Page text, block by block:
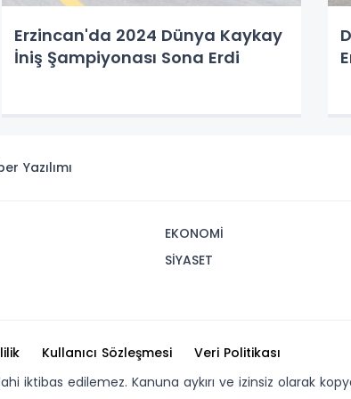
Erzincan'da 2024 Dünya Kaykay
İniş Şampiyonası Sona Erdi
Yazılımı
EKONOMİ
SİYASET
Kullanıcı Sözleşmesi
Veri Politikası
iktibas edilemez. Kanuna aykırı ve izinsiz olarak